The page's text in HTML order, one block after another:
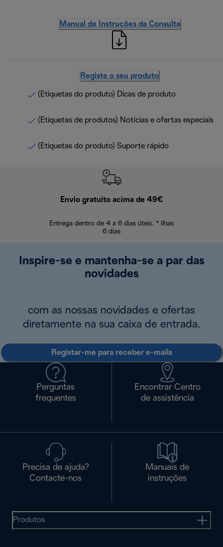
Manual de Instruções da Consulta
Registe o seu produto
(Etiquetas do produto) Dicas de produto
(Etiquetas de produtos) Notícias e ofertas especiais
(Etiquetas do produto) Suporte rápido
Envio gratuito acima de 49€
Entrega dentro de 4 a 6 dias úteis. * ilhas
6 dias
Inspire-se e mantenha-se a par das
novidades
com as nossas novidades e ofertas
diretamente na sua caixa de entrada.
Registar-me para receber e-mails
Perguntas
frequentes
Encontrar Centro
de assistência
Precisa de ajuda?
Contacte-nos
Manuais de
instruções
Produtos